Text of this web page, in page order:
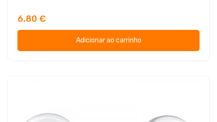
6,80 €
Adicionar ao carrinho